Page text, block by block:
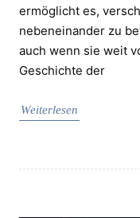
ermöglicht es,
nebeneinander zu
auch wenn sie weit
Geschichte der
Weiterlesen